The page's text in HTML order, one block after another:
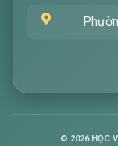
© 2026HỌC